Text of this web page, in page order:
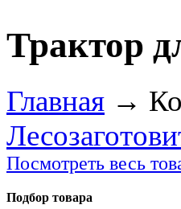
Трактор
Главная →
Посмотреть весь
Подбор товара